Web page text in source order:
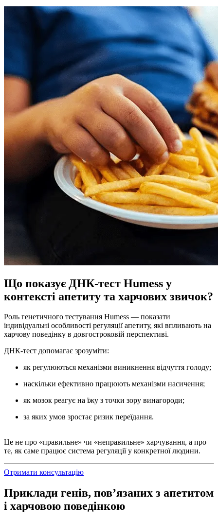
Що показує ДНК-тест Humess у
контексті апетиту та харчових звичок?
Роль генетичного тестування Humess — показати
індивідуальні особливості регуляції апетиту, які впливають на
харчову поведінку в довгостроковій перспективі.
ДНК-тест допомагає зрозуміти:
як регулюються механізми виникнення відчуття голоду;
наскільки ефективно працюють механізми насичення;
як мозок реагує на їжу з точки зору винагороди;
за яких умов зростає ризик переїдання.
Це не про «правильне» чи «неправильне» харчування, а про
те, як саме працює система регуляції у конкретної людини.
Отримати консультацію
Приклади генів, пов’язаних з апетитом
і харчовою поведінкою